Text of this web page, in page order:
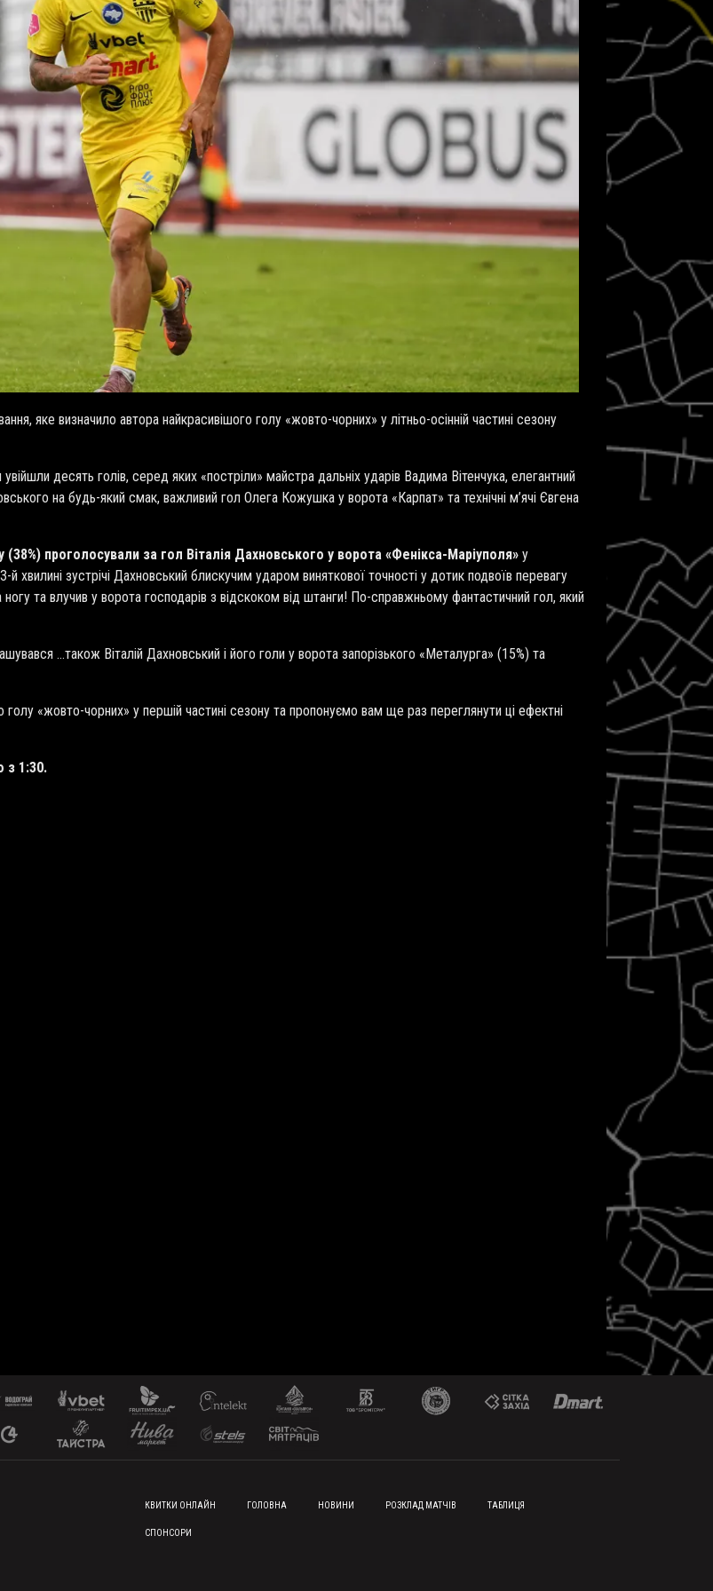
яке визначило автора найкрасивішого голу «жовто-чорних» у літньо-осінній частині сезону
десять голів, серед яких «постріли» майстра дальніх ударів Вадима Вітенчука, елегантний
на будь-який смак, важливий гол Олега Кожушка у ворота «Карпат» та технічні м’ячі Євгена
(38%) проголосували за гол Віталія Дахновського у ворота «Фенікса-Маріуполя» у
хвилині зустрічі Дахновський блискучим ударом виняткової точності у дотик подвоїв перевагу
ногу та влучив у ворота господарів з відскоком від штанги! По-справжньому фантастичний гол, який
…також Віталій Дахновський і його голи у ворота запорізького «Металурга» (15%) та
«жовто-чорних» у першій частині сезону та пропонуємо вам ще раз переглянути ці ефектні
з 1:30.
FOOTER MENU
КВИТКИ ОНЛАЙН ГОЛОВНА НОВИНИ РОЗКЛАД МАТЧІВ ТАБЛИЦЯ
СПОНСОРИ